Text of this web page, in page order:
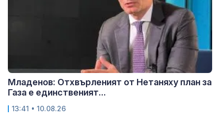
Младенов: Отхвърленият от Нетаняху план за
Газа е единственият...
13:41 • 10.08.26